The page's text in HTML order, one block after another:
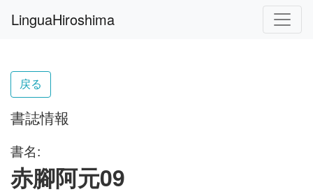
LinguaHiroshima
戻る
書誌情報
書名:
赤腳阿元09